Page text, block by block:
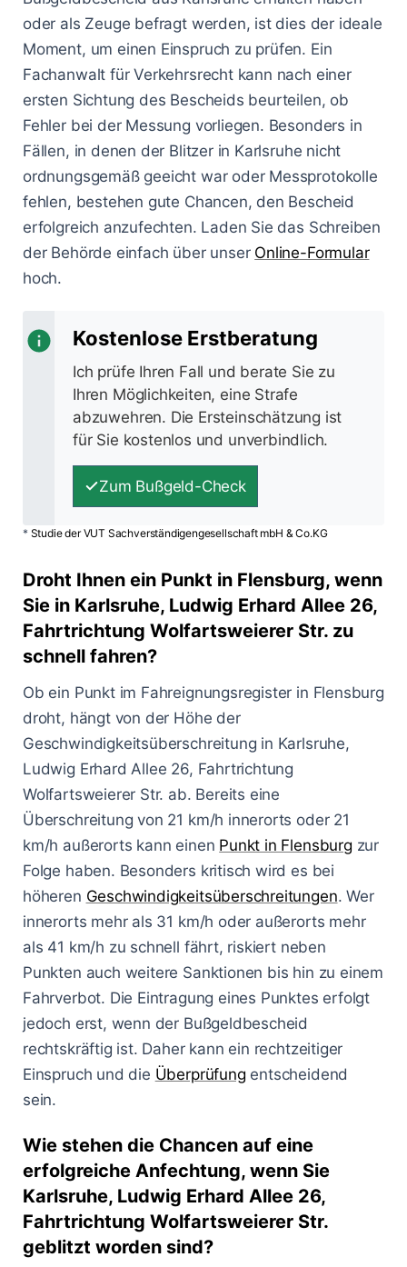
oder als Zeuge befragt werden, ist dies der ideale
Moment, um einen Einspruch zu prüfen. Ein
Fachanwalt für Verkehrsrecht kann nach einer
ersten Sichtung des Bescheids beurteilen, ob
Fehler bei der Messung vorliegen. Besonders in
Fällen, in denen der Blitzer in Karlsruhe nicht
ordnungsgemäß geeicht war oder Messprotokolle
fehlen, bestehen gute Chancen, den Bescheid
erfolgreich anzufechten. Laden Sie das Schreiben
der Behörde einfach über unser Online-Formular
hoch.
Kostenlose Erstberatung
Ich prüfe Ihren Fall und berate Sie zu
Ihren Möglichkeiten, eine Strafe
abzuwehren. Die Ersteinschätzung ist
für Sie kostenlos und unverbindlich.
Zum Bußgeld-Check
* Studie der VUT Sachverständigengesellschaft mbH & Co.KG
Droht Ihnen ein Punkt in Flensburg, wenn
Sie in Karlsruhe, Ludwig Erhard Allee 26,
Fahrtrichtung Wolfartsweierer Str. zu
schnell fahren?
Ob ein Punkt im Fahreignungsregister in Flensburg
droht, hängt von der Höhe der
Geschwindigkeitsüberschreitung in Karlsruhe,
Ludwig Erhard Allee 26, Fahrtrichtung
Wolfartsweierer Str. ab. Bereits eine
Überschreitung von 21 km/h innerorts oder 21
km/h außerorts kann einen Punkt in Flensburg zur
Folge haben. Besonders kritisch wird es bei
höheren Geschwindigkeitsüberschreitungen. Wer
innerorts mehr als 31 km/h oder außerorts mehr
als 41 km/h zu schnell fährt, riskiert neben
Punkten auch weitere Sanktionen bis hin zu einem
Fahrverbot. Die Eintragung eines Punktes erfolgt
jedoch erst, wenn der Bußgeldbescheid
rechtskräftig ist. Daher kann ein rechtzeitiger
Einspruch und die Überprüfung entscheidend
sein.
Wie stehen die Chancen auf eine
erfolgreiche Anfechtung, wenn Sie
Karlsruhe, Ludwig Erhard Allee 26,
Fahrtrichtung Wolfartsweierer Str.
geblitzt worden sind?